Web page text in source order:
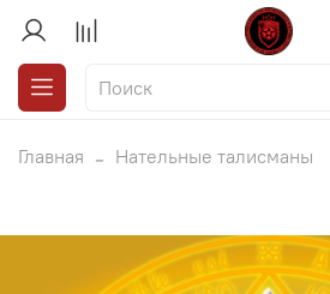
Главная Нательные талисманы